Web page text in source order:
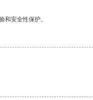
和安全性保护。